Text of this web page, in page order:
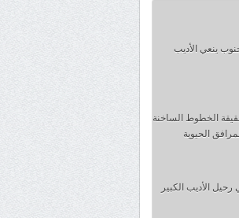
ينعي الأديب
الخطوط الساخنة
الحيوية
رحيل الأديب الكبير